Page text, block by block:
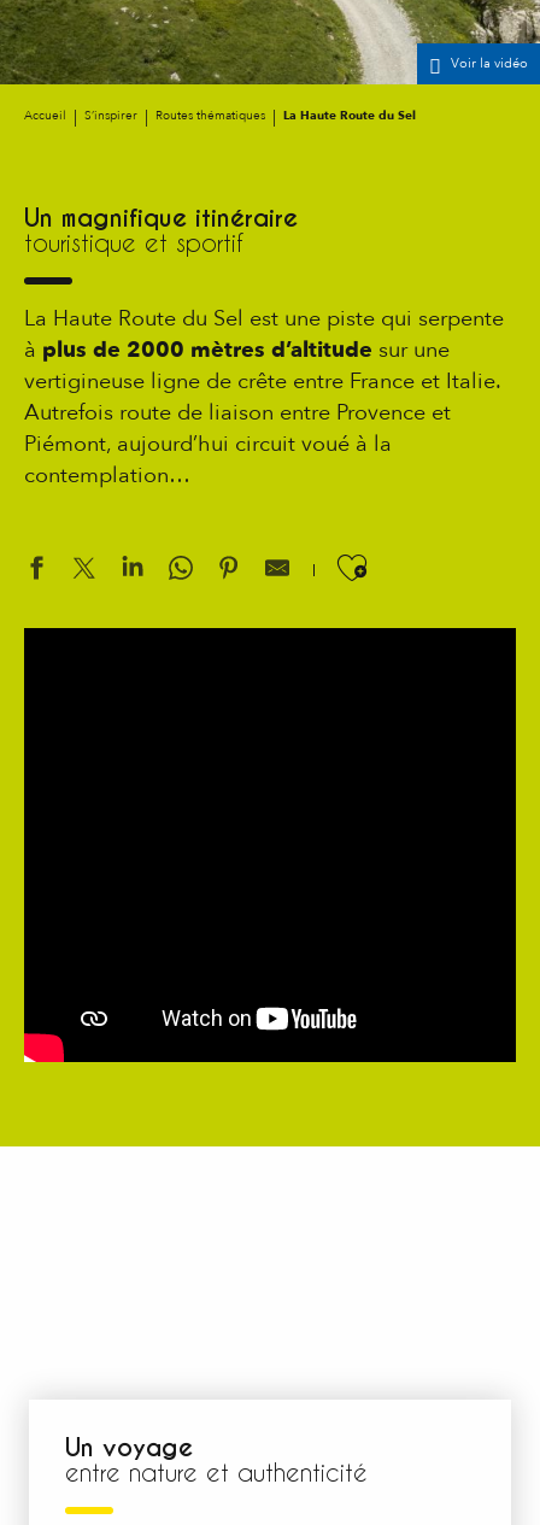
Voir la vidéo
Accueil S’inspirer Routes thématiques La Haute Route du Sel
Un magnifique itinéraire
touristique et sportif
La Haute Route du Sel est une piste qui serpente
à plus de 2000 mètres d’altitude sur une
vertigineuse ligne de crête entre France et Italie.
Autrefois route de liaison entre Provence et
Piémont, aujourd’hui circuit voué à la
contemplation…
Ajouter
Un voyage
entre nature et authenticité